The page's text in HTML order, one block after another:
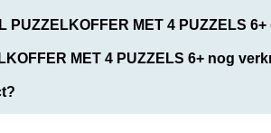
PUZZELKOFFER MET 4 PUZZELS
MET 4 PUZZELS 6+ nog